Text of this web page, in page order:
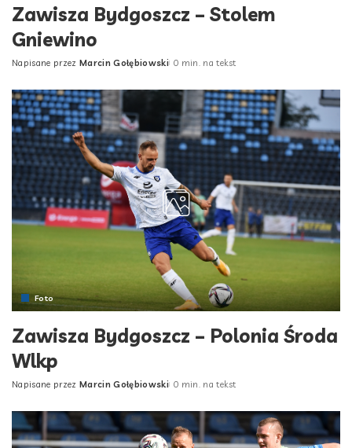
Zawisza Bydgoszcz – Stolem
Gniewino
Posted
Napisane przez Marcin Gołębiowski 0 min. na tekst
Foto
Zawisza Bydgoszcz – Polonia Środa
Wlkp
Posted
Napisane przez Marcin Gołębiowski 0 min. na tekst